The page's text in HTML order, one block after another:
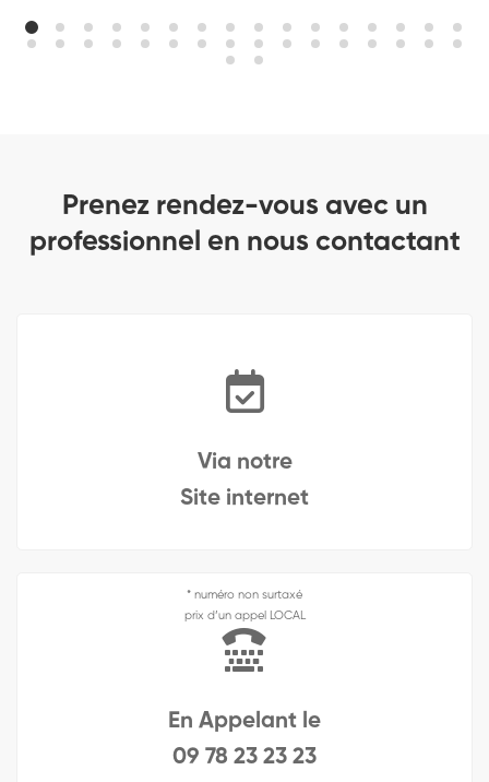
Prenez rendez-vous avec un
professionnel en nous contactant
Via notre
Site internet
* numéro non surtaxé
prix d’un appel LOCAL
En Appelant le
09 78 23 23 23